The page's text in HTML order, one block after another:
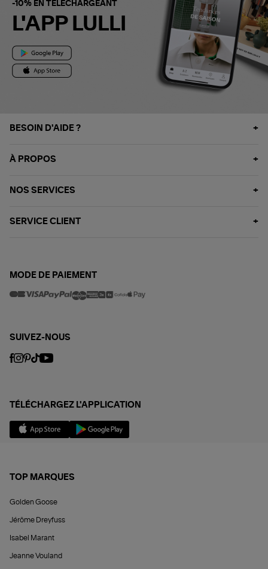
-10% EN TÉLÉCHARGEANT
L'APP LULLI
BESOIN D'AIDE ?
À PROPOS
NOS SERVICES
SERVICE CLIENT
MODE DE PAIEMENT
SUIVEZ-NOUS
TÉLÉCHARGEZ L'APPLICATION
TOP MARQUES
Golden Goose
Jérôme Dreyfuss
Isabel Marant
Jeanne Vouland